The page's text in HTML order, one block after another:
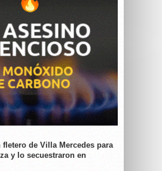
fletero de Villa Mercedes para
y lo secuestraron en